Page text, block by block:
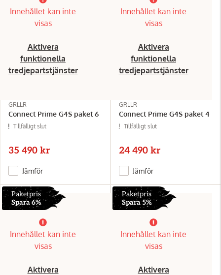
Innehållet kan inte
visas
Aktivera
funktionella
tredjepartstjänster
GRLLR
Connect Prime G4S paket 6
Tillfälligt slut
35 490 kr
Jämför
Innehållet kan inte
visas
Aktivera
funktionella
tredjepartstjänster
GRLLR
Connect Prime G4S paket 4
Tillfälligt slut
24 490 kr
Jämför
Paketpris
Spara 6%
Innehållet kan inte
visas
Aktivera
Paketpris
Spara 5%
Innehållet kan inte
visas
Aktivera